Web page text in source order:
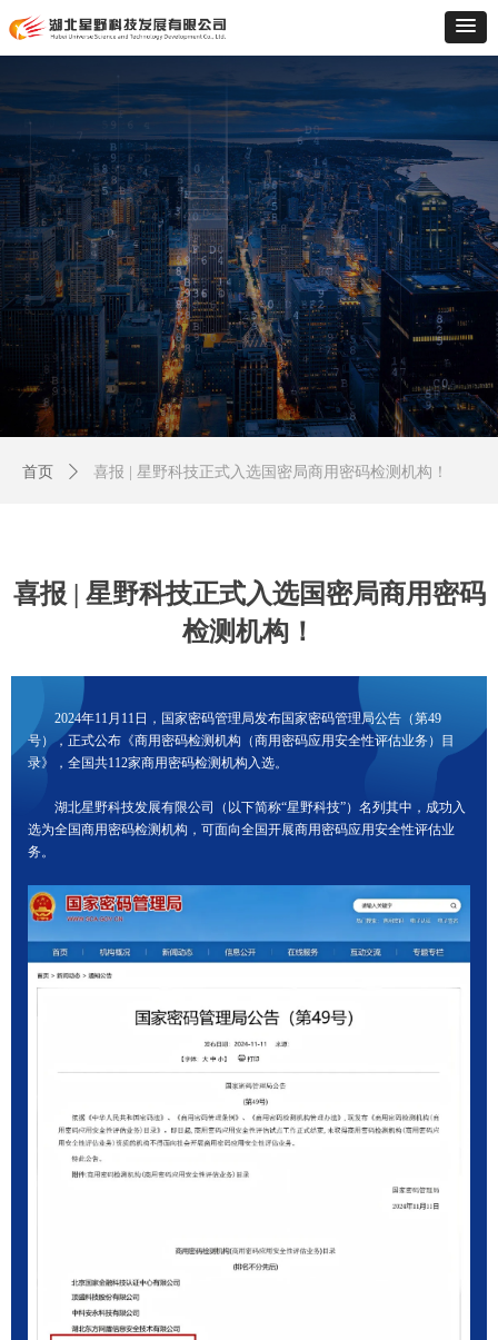
喜报 | 星野科技正式入选国密局商用密码
检测机构！
2024年11月11日，国家密码管理局发布国家密码管理局公告（第49
号），正式公布《商用密码检测机构（商用密码应用安全性评估业务）目
录》，全国共112家商用密码检测机构入选。
湖北星野科技发展有限公司（以下简称“星野科技”）名列其中，成功入
选为全国商用密码检测机构，可面向全国开展商用密码应用安全性评估业
务。
首页 ꄲ 喜报 | 星野科技正式入选国密局商用密码检测机构！